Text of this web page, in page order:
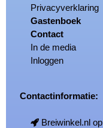
Privacyverklaring
Gastenboek
Contact
In de media
Inloggen
Contactinformatie:
Breiwinkel.nl